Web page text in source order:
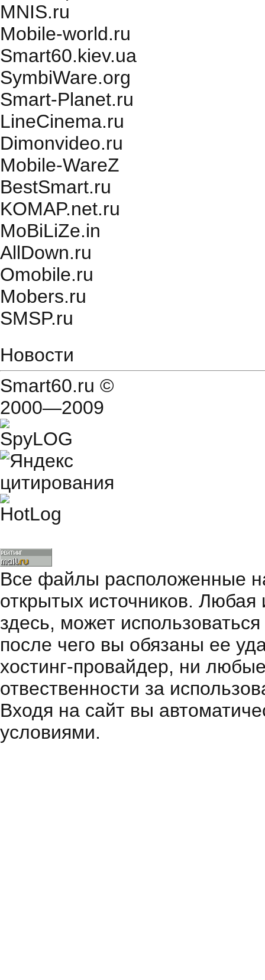
MNIS.ru
Mobile-world.ru
Smart60.kiev.ua
SymbiWare.org
Smart-Planet.ru
LineCinema.ru
Dimonvideo.ru
Mobile-WareZ
BestSmart.ru
KOMAP.net.ru
MoBiLiZe.in
AllDown.ru
Оmobile.ru
Mobers.ru
SMSP.ru
Новости
Smart60.ru ©
2000—2009
Все файлы расположенные
открытых источников.
здесь, может
после чего вы обязаны ее
хостинг-провайдер, ни
отвественности за
Входя на сайт вы
условиями.